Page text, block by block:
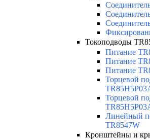
Токоподводы
Питание
Питание
Питание
Торцевой
Торцевой
Линейный
TR8547W
Кронштейны и